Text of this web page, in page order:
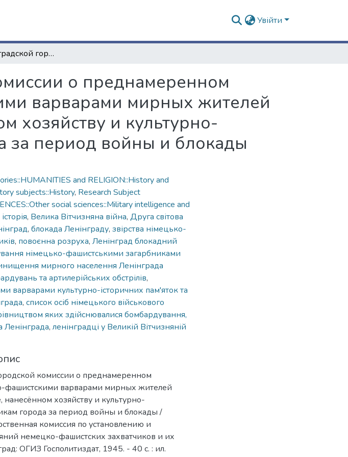
Увійти
Акт Ленинградской городской комиссии о преднамеренном истреблении немецко-фашистскими варварами мирных жителей Ленинграда и ущербе, нанесённом хозяйству и культурно-историческим памятникам города за период войны и блокады
о преднамеренном
варварами мирных жителей
хозяйству и культурно-
за период войны и блокады
and RELIGION::History and
subjects::History, Research Subject
social sciences::Military intelligence and
, Велика Вітчизняна війна, Друга світова
, блокада Ленінграду, звірства німецько-
, повоєнна розруха, Ленінград блокадний
німецько-фашистськими загарбниками
мирного населення Ленінграда
та артилерійських обстрілів,
варварами культурно-історичних пам'яток та
, список осіб німецького військового
яких здійснювалися бомбардування,
Ленінграда, ленінградці у Великій Вітчизняній
комиссии о преднамеренном
фашистскими варварами мирных жителей
хозяйству и культурно-
города за период войны и блокады /
комиссия по установлению и
немецко-фашистских захватчиков и их
ОГИЗ Госполитиздат, 1945. - 40 с. : ил.